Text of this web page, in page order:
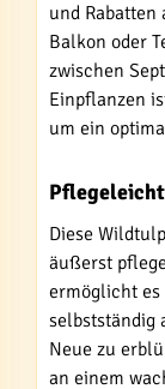
und
Balkon oder
zwischen
Einpflanzen
um ein
Diese
äußerst
ermöglicht
selbstständig
Neue zu
an einem